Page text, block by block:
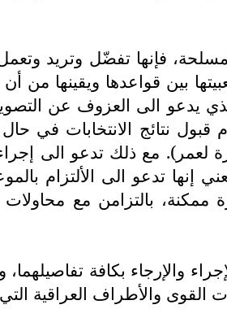
فإنها تفضّل وتريد
بين قواعدها ويقينها
يدعو الى العزوف عن
الانتخابات في حال
لعمر). مع ذلك تدعو الى
إنها تدعو الى الألتزام
ممكنة، بالتزامن مع
والإرجاء بكافة
القوى والأطراف العراقية